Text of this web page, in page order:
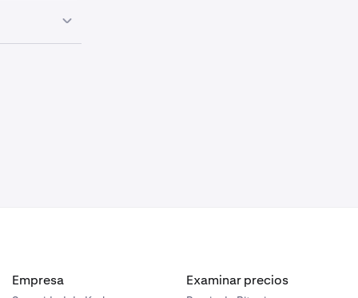
foto se toma
en la
del
con
esto
Empresa Examinar precios